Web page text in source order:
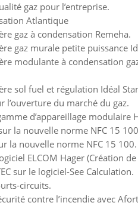
gaz pour l’entreprise.
Atlantique
gaz à condensation Remeha.
gaz murale petite puissance
modulante à condensation
sol fuel et régulation Idéal
l’ouverture du marché du gaz.
d’appareillage modulaire
la nouvelle norme NFC 15
la nouvelle norme NFC 15 100.
ELCOM Hager (Création
sur le logiciel-See Calculation.
circuits.
contre l’incendie avec